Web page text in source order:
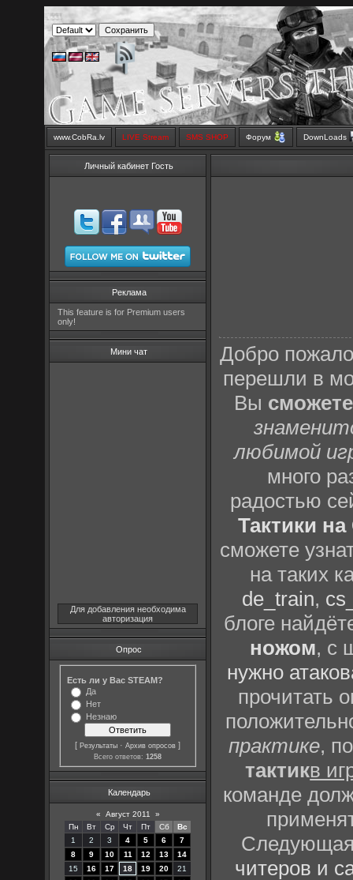
www.CobRa.lv LIVE Stream SMS SHOP Форум DownLoads
Личный кабинет Гость
Реклама
This feature is for Premium users
only!
Мини чат
Для добавления необходима
авторизация
Опрос
Есть ли у Вас STEAM?
Да
Нет
Незнаю
[Результаты ·Архив опросов ]
Всего ответов:1258
Календарь
« Август 2011
»
Пн
Вт Ср Чт Пт Сб
Вс
1
2 3 4 5 6
7
8
9 10 11 12 13
14
15
16 17 18 19 20
21
Добро
перешли в
Вы
любимой
много
радостью
Тактики
сможете
на таких
de_train,
блоге
ножом, с
нужно
прочитать
практике,
тактикв
команде
Следующая
читеров и